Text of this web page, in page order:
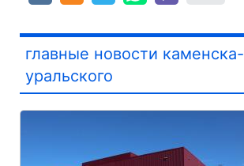
главные новости каменска-
уральского